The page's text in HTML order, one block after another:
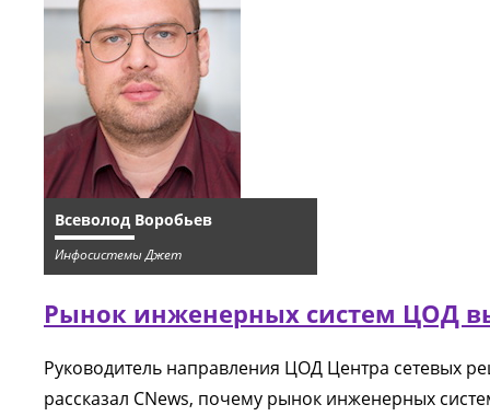
Всеволод Воробьев
Инфосистемы Джет
Рынок инженерных систем ЦОД
Руководитель направления ЦОД Центра сетевых
рассказал CNews, почему рынок инженерных